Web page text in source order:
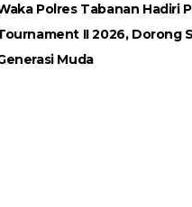
Polres Tabanan Hadiri
II 2026, Dorong
Muda